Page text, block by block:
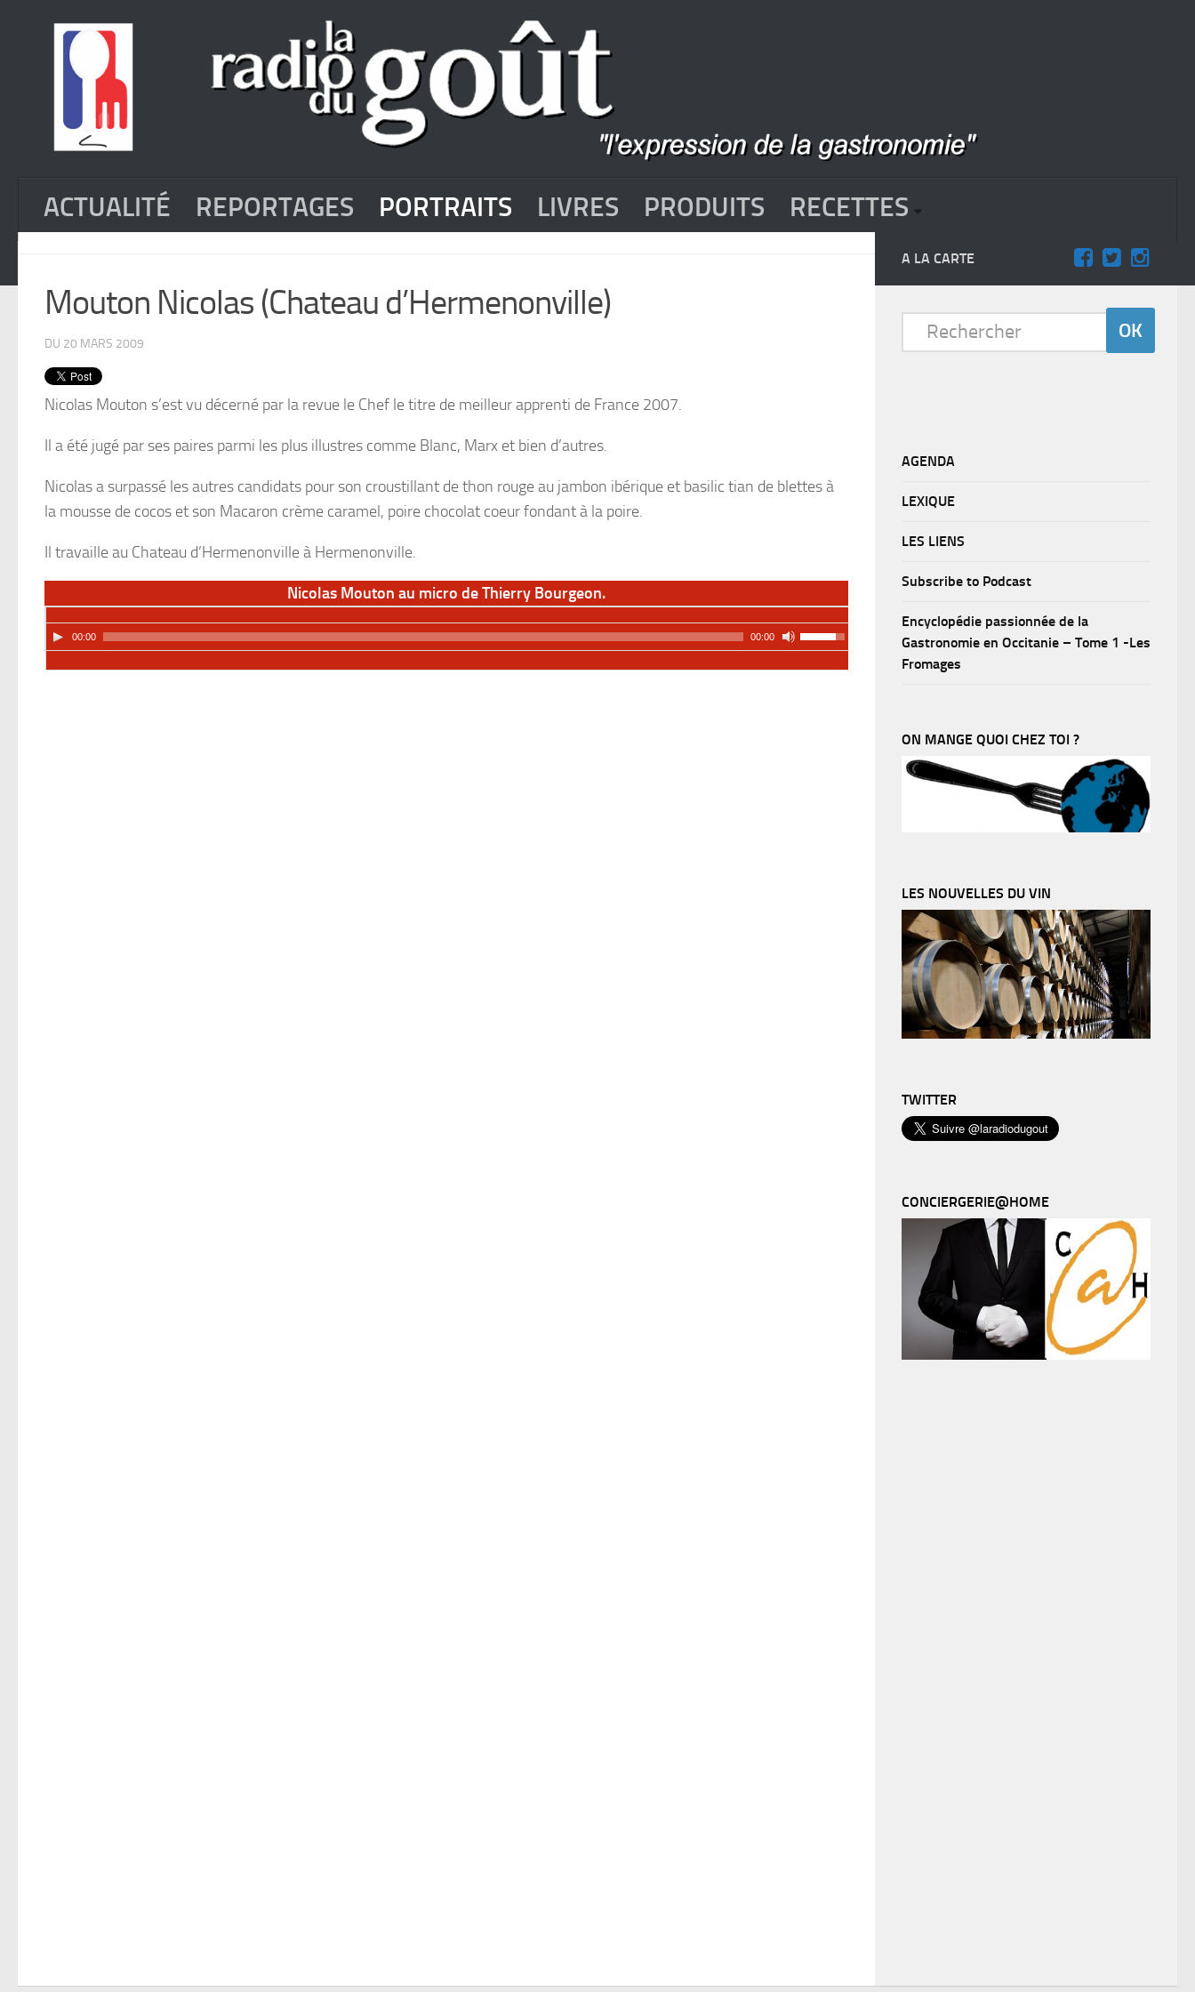
ACTUALITÉ REPORTAGES PORTRAITS LIVRES PRODUITS RECETTES
Mouton Nicolas (Chateau d’Hermenonville)
DU 20 MARS 2009
Nicolas Mouton s’est vu décerné par la revue le Chef le titre de meilleur apprenti de France 2007.
Il a été jugé par ses paires parmi les plus illustres comme Blanc, Marx et bien d’autres.
Nicolas a surpassé les autres candidats pour son croustillant de thon rouge au jambon ibérique et basilic tian de blettes à
la mousse de cocos et son Macaron crème caramel, poire chocolat coeur fondant à la poire.
Il travaille au Chateau d’Hermenonville à Hermenonville.
Nicolas Mouton au micro de Thierry Bourgeon.
00:00 00:00
A LA CARTE
AGENDA
LEXIQUE
LES LIENS
Subscribe to Podcast
Encyclopédie passionnée de la
Gastronomie en Occitanie – Tome 1 -Les
Fromages
ON MANGE QUOI CHEZ TOI ?
LES NOUVELLES DU VIN
TWITTER
CONCIERGERIE@HOME